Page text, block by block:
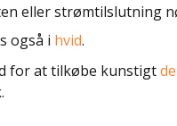
eller strømtilslutning
også i hvid.
for at tilkøbe kunstigt